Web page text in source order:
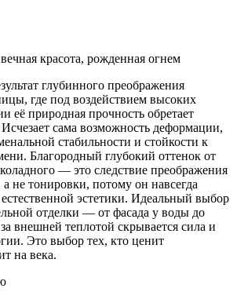
красота, рожденная огнем
глубинного преображения
где под воздействием высоких
её природная прочность обретает
сама возможность деформации,
стабильности и стойкости к
Благородный глубокий оттенок от
— это следствие преображения
не тонировки, потому он навсегда
естественной эстетики. Идеальный выбор
отделки — от фасада у воды до
внешней теплотой скрывается сила и
Это выбор тех, кто ценит
на века.